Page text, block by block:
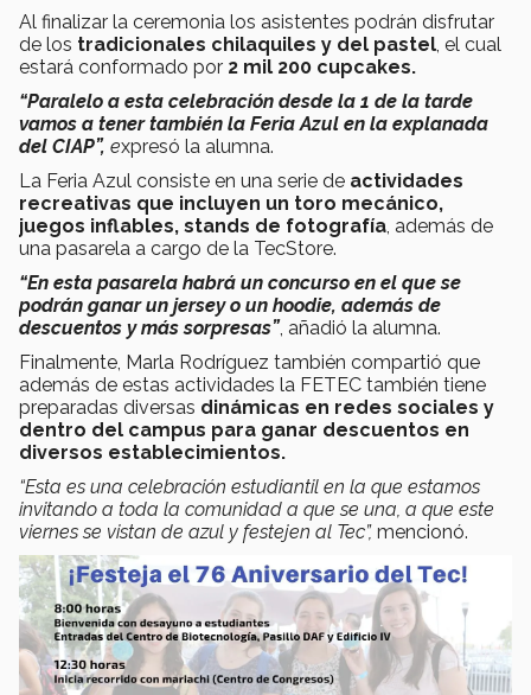
Al finalizar la ceremonia los asistentes podrán disfrutar
de los tradicionales chilaquiles y del pastel , el cual
estará conformado por 2 mil 200 cupcakes.
“Paralelo a esta celebración desde la 1 de la tarde
vamos a tener también la Feria Azul en la explanada
del CIAP”, expresó la alumna.
La Feria Azul consiste en una serie de actividades
recreativas que incluyen un toro mecánico,
juegos inflables, stands de fotografía , además de
una pasarela a cargo de la TecStore.
“En esta pasarela habrá un concurso en el que se
podrán ganar un jersey o un hoodie, además de
descuentos y más sorpresas”, añadió la alumna.
Finalmente, Marla Rodríguez también compartió que
además de estas actividades la FETEC también tiene
preparadas diversas dinámicas en redes sociales y
dentro del campus para ganar descuentos en
diversos establecimientos.
“Esta es una celebración estudiantil en la que estamos
invitando a toda la comunidad a que se una, a que este
viernes se vistan de azul y festejen al Tec”, mencionó.